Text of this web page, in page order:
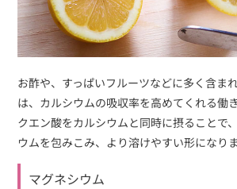
お酢や、すっぱいフルーツなどに多く含ま
は、カルシウムの吸収率を高めてくれる働
クエン酸をカルシウムと同時に摂ることで
ウムを包みこみ、より溶けやすい形になりま
マグネシウム